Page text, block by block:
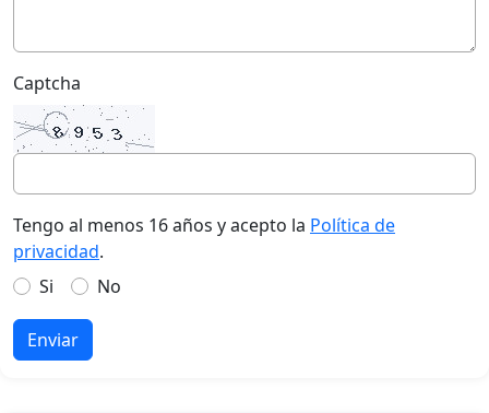
Captcha
Tengo al menos 16 años y acepto la Política de
privacidad.
Si
No
Enviar